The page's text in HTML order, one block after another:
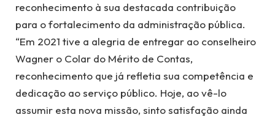
reconhecimento à sua destacada contribuição
para o fortalecimento da administração pública.
“Em 2021 tive a alegria de entregar ao conselheiro
Wagner o Colar do Mérito de Contas,
reconhecimento que já refletia sua competência e
dedicação ao serviço público. Hoje, ao vê-lo
assumir esta nova missão, sinto satisfação ainda